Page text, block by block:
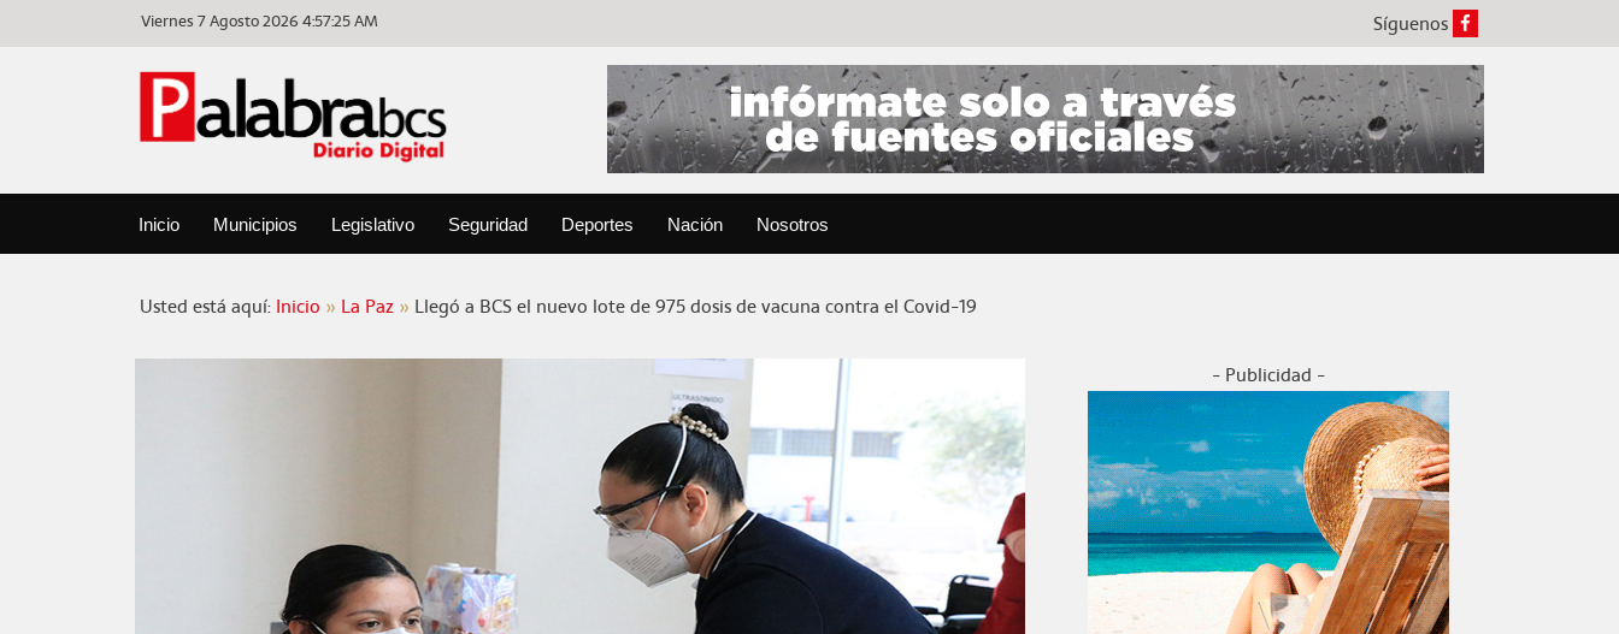
Viernes 7 Agosto 20264:57:25 AM Síguenos
Inicio Municipios Legislativo Seguridad Deportes Nación Nosotros
Usted está aquí: Inicio La Paz Llegó a BCS el nuevo lote de 975 dosis de vacuna contra el Covid-19
- Publicidad -